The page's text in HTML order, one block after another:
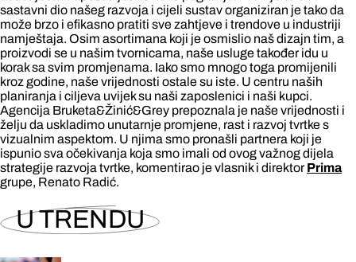
sastavni dio našeg razvoja i cijeli sustav organiziran je tako da
može brzo i efikasno pratiti sve zahtjeve i trendove u industriji
namještaja. Osim asortimana koji je osmislio naš dizajn tim, a
proizvodi se u našim tvornicama, naše usluge također idu u
korak sa svim promjenama. Iako smo mnogo toga promijenili
kroz godine, naše vrijednosti ostale su iste. U centru naših
planiranja i ciljeva uvijek su naši zaposlenici i naši kupci.
Agencija Bruketa&Žinić&Grey prepoznala je naše vrijednosti i
želju da uskladimo unutarnje promjene, rast i razvoj tvrtke s
vizualnim aspektom. U njima smo pronašli partnera koji je
ispunio sva očekivanja koja smo imali od ovog važnog dijela
strategije razvoja tvrtke, komentirao je vlasnik i direktorPrima
grupe, Renato Radić.
U TRENDU